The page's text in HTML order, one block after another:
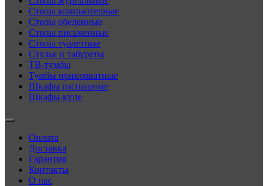
Столы компьютерные
Столы обеденные
Столы письменные
Столы туалетные
Стулья и табуреты
ТВ-тумбы
Тумбы прикроватные
Шкафы распашные
Шкафы-купе
Оплата
Доставка
Гарантия
Контакты
О нас